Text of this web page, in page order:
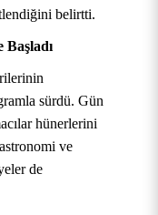
belirtti.
Başladı
sürdü. Gün
hünerlerini
ve
de